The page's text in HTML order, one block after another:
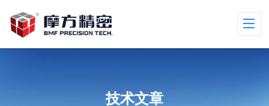
技术文章